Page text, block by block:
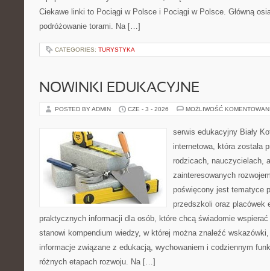
Ciekawe linki to Pociągi w Polsce i Pociągi w Polsce. Główną
podróżowanie torami. Na […]
CATEGORIES: TURYSTYKA
NOWINKI EDUKACYJNE
POSTED BY ADMIN CZE - 3 - 2026 MOŻLIWOŚĆ
serwis edukacyjny Biały
internetowa, która została
rodzicach, nauczycielach,
zainteresowanych
poświęcony jest tematyce
przedszkoli oraz placówek
praktycznych informacji dla osób, które chcą świadomie
stanowi kompendium wiedzy, w której można znaleźć
informacje związane z edukacją, wychowaniem i codziennym
różnych etapach rozwoju. Na […]